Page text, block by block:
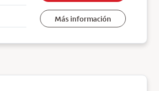
Más información